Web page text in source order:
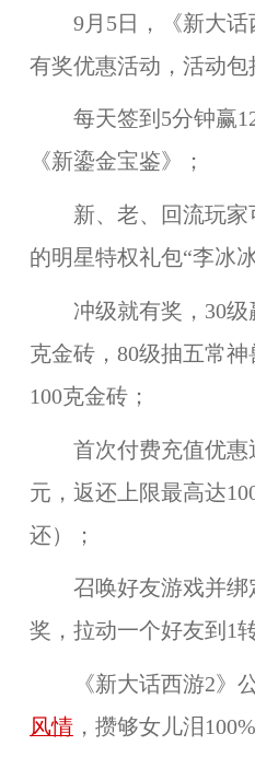
9月5日，《新大
有奖优惠活动 ，活动包
每天签到5分钟赢12
《新鎏金宝鉴》；
新、老、回流玩家
的明星特权礼包“李冰
冲级就有奖，30级
克金砖，80级抽五常神
100克金砖；
首次付费充值优惠
元，返还上限最高达
还）；
召唤好友游戏并绑
奖，拉动一个好友到1
《新大话西游2》
风情，攒够女儿泪